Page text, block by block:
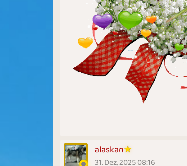
alaskan
31. Dez, 2025 08:16